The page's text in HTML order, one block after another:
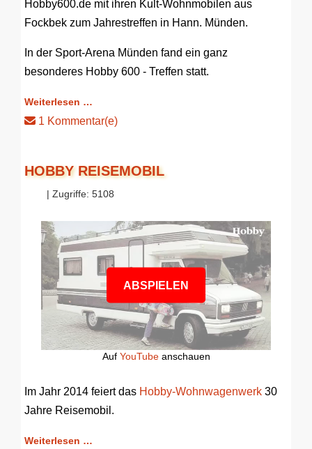
Hobby600.de mit ihren Kult-Wohnmobilen aus
Fockbek zum Jahrestreffen in Hann. Münden.
In der Sport-Arena Münden fand ein ganz
besonderes Hobby 600 - Treffen statt.
Weiterlesen …
1 Kommentar(e)
HOBBY REISEMOBIL
| Zugriffe: 5108
ABSPIELEN
Auf YouTubeanschauen
Im Jahr 2014 feiert das Hobby-Wohnwagenwerk 30
Jahre Reisemobil.
Weiterlesen …